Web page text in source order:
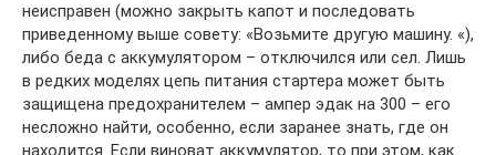
неисправен (можно закрыть капот и последовать
приведенному выше совету: «Возьмите другую машину. «),
либо беда с аккумулятором – отключился или сел. Лишь
в редких моделях цепь питания стартера может быть
защищена предохранителем – ампер эдак на 300 – его
несложно найти, особенно, если заранее знать, где он
находится. Если виноват аккумулятор, то при этом, как